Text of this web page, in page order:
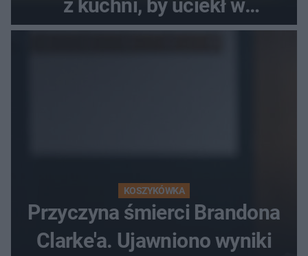
z kuchni, by uciekł w
popłochu
KOSZYKÓWKA
Przyczyna śmierci Brandona
Clarke'a. Ujawniono wyniki